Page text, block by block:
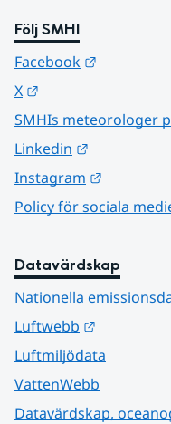
Följ SMHI
Facebook
X
SMHIs meteorologer
Linkedin
Instagram
Policy för sociala
Datavärdskap
Nationella
Luftwebb
Luftmiljödata
VattenWebb
Datavärdskap,